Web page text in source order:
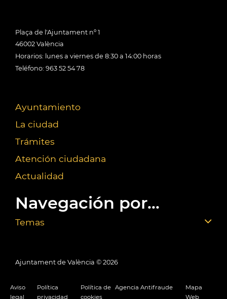
Plaça de l'Ajuntament nº 1
46002 València
Horarios: lunes a viernes de 8:30 a 14:00 horas
Teléfono: 963 52 54 78
Ayuntamiento
La ciudad
Trámites
Atención ciudadana
Actualidad
Navegación por...
Temas
Ajuntament de València © 2026
Aviso
legal
Política
privacidad
Política de
cookies
Agencia Antifraude
Mapa
Web